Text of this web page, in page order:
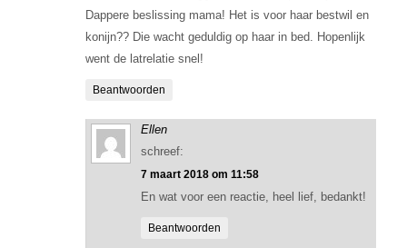
Dappere beslissing mama! Het is voor haar bestwil en
konijn?? Die wacht geduldig op haar in bed. Hopenlijk
went de latrelatie snel!
Beantwoorden
Ellen
schreef:
7 maart 2018 om 11:58
En wat voor een reactie, heel lief, bedankt!
Beantwoorden